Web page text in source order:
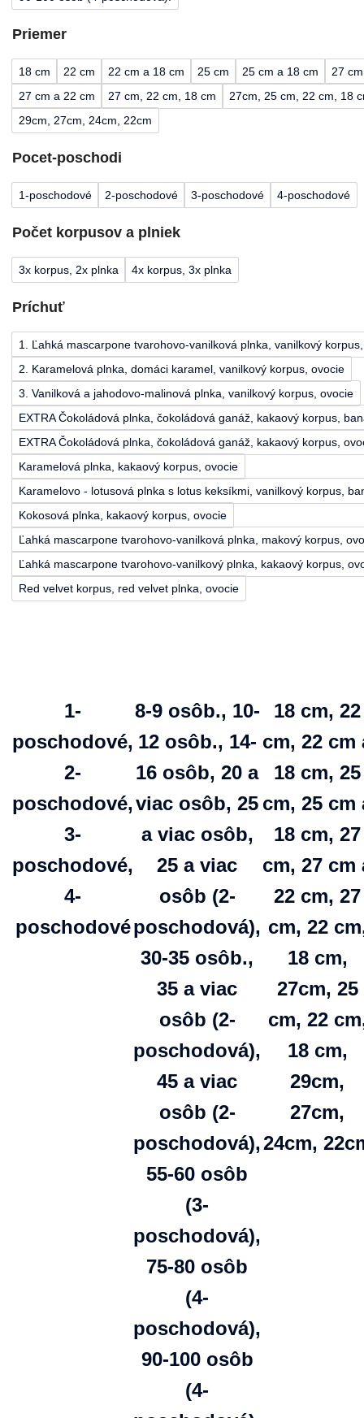
Priemer
18 cm 22 cm 22 cm a 18 cm 25 cm 25 cm a 18 cm
27 cm
27 cm a 22 cm
27 cm, 22 cm, 18 cm
27cm, 25 cm, 22 cm, 18
29cm, 27cm, 24cm, 22cm
Pocet-poschodi
1-poschodové 2-poschodové 3-poschodové 4-poschodové
Počet korpusov a plniek
3x korpus, 2x plnka 4x korpus, 3x plnka
Príchuť
1. Ľahká mascarpone tvarohovo-vanilková plnka, vanilkový
2. Karamelová plnka, domáci karamel, vanilkový korpus, ovocie
3. Vanilková a jahodovo-malinová plnka, vanilkový korpus, ovocie
EXTRA Čokoládová plnka, čokoládová ganáž, kakaový korpus,
EXTRA Čokoládová plnka, čokoládová ganáž, kakaový korpus,
Karamelová plnka, kakaový korpus, ovocie
Karamelovo - lotusová plnka s lotus keksíkmi, vanilkový korpus,
Kokosová plnka, kakaový korpus, ovocie
Ľahká mascarpone tvarohovo-vanilková plnka, makový korpus,
Ľahká mascarpone tvarohovo-vanilkový plnka, kakaový korpus,
Red velvet korpus, red velvet plnka, ovocie
1-
poschodové,
2-
poschodové,
3-
poschodové,
4-
poschodové
8-9 osôb., 10-
12 osôb., 14-
16 osôb, 20 a
viac osôb, 25
a viac osôb,
25 a viac
osôb (2-
poschodová),
30-35 osôb.,
35 a viac
osôb (2-
poschodová),
45 a viac
osôb (2-
poschodová),
55-60 osôb
(3-
poschodová),
75-80 osôb
(4-
poschodová),
90-100 osôb
(4-
18 cm, 22
cm, 22 cm
18 cm, 25
cm, 25 cm
18 cm, 27
cm, 27 cm
22 cm, 27
cm, 22
18 cm,
27cm, 25
cm, 22
18 cm,
29cm,
27cm,
24cm,